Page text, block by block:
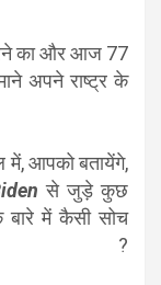
का और आज 77
अपने राष्ट्र के
आपको बतायेंगे,
से जुड़े कुछ
में कैसी सोच
?